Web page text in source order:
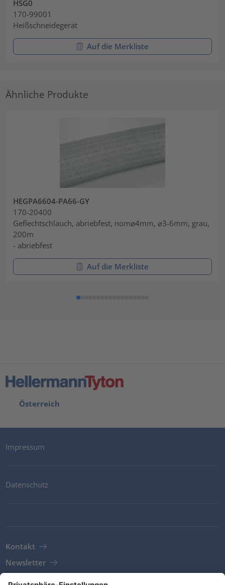
HSG0
170-99001
Heißschneidegerät
Auf die Merkliste
Ähnliche Produkte
HEGPA6604-PA66-GY
170-20400
Geflechtschlauch, abriebfest, nom⌀4mm, ⌀3-6mm, grau,
200m
- abriebfest
Auf die Merkliste
Österreich
Impressum
Datenschutz
Kontakt
Newsletter